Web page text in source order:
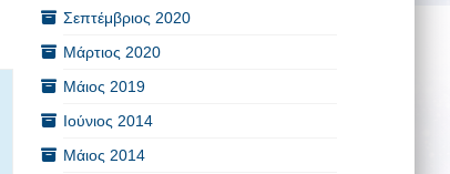
Σεπτέμβριος 2020
Μάρτιος 2020
Μάιος 2019
Ιούνιος 2014
Μάιος 2014